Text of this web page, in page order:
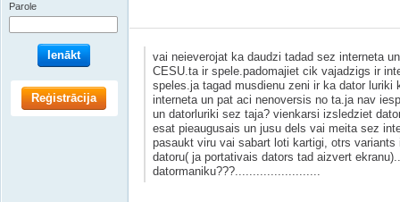
vai neieverojat ka daudzi tadad sez interneta
CESU.ta ir spele.padomajiet cik vajadzigs ir
speles.ja tagad musdienu zeni ir ka dator
interneta un pat aci nenoversis no ta.ja nav
un datorluriki sez taja? vienkarsi izsledziet
esat pieaugusais un jusu dels vai meita sez
pasaukt viru vai sabart loti kartigi, otrs
datoru( ja portativais dators tad aizvert
datormaniku???........................
Parole
Ienākt
Reģistrācija